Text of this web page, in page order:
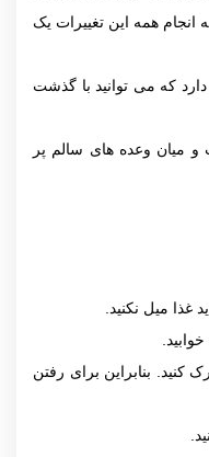
انجام همه این تغییرات یک
که می توانید با گذشت
میان وعده های سالم پر
میل نکنید.
بنابراین برای رفتن